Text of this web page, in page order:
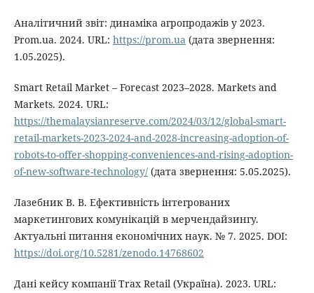
Аналітичний звіт: динаміка агропродажів у 2023.
Prom.ua. 2024. URL: https://prom.ua(дата звернення:
1.05.2025).
Smart Retail Market – Forecast 2023–2028. Markets and
Markets. 2024. URL:
https://themalaysianreserve.com/2024/03/12/global-smart-
retail-markets-2023-2024-and-2028-increasing-adoption-of-
robots-to-offer-shopping-conveniences-and-rising-adoption-
of-new-software-technology/(дата звернення: 5.05.2025).
Лазебник В. В. Ефективність інтегрованих
маркетингових комунікацій в мерчендайзингу.
Актуальні питання економічних наук. № 7. 2025. DOI:
https://doi.org/10.5281/zenodo.14768602
Дані кейсу компанії Trax Retail (Україна). 2023. URL: